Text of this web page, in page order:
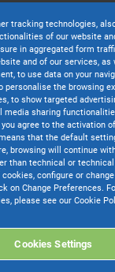
con socio unico
Holdco S.p.A. - Cap.
delle Marche - P.I.
Via Sandro Pertini,
tracking technologies,
of our website
in aggregated form
and of our services, as
to use data on your
personalise the browsing
to show targeted
media sharing
agree to the activation
that the default
browsing will continue
than technical or
configure or
on Change Preferences.
please see our Cookie
Cookies Settings